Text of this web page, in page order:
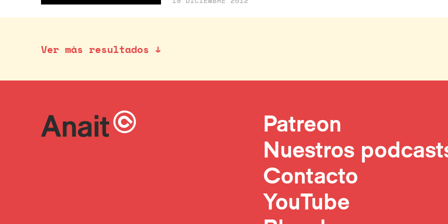
Ver más resultados ↓
Patreon
Nuestros
Contacto
YouTube